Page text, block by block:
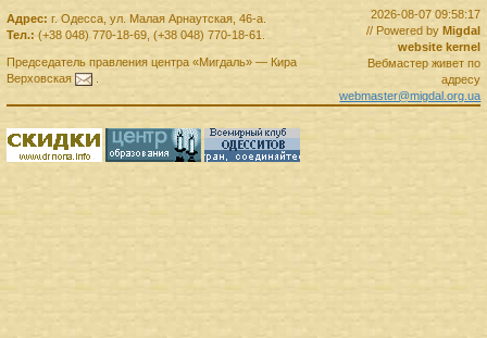
2026-08-07 09:58:17
// Powered byMigdal
website kernel
Вебмастер живет по
адресу
webmaster@migdal.org.ua
Адрес: г. Одесса, ул. Малая Арнаутская, 46-а.
Тел.: (+38 048) 770-18-69, (+38 048) 770-18-61
Председатель правленияцентра «Мигдаль»— Кира
Верховская
.